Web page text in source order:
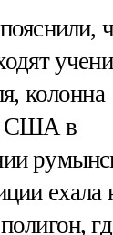
колонна
США в
ехала